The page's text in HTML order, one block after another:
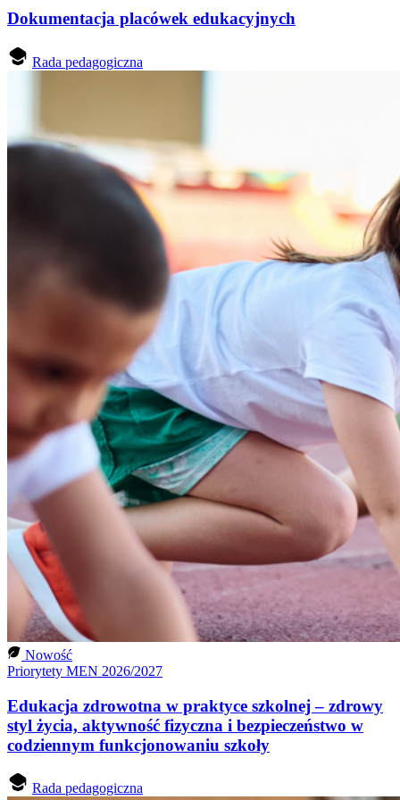
Dokumentacja placówek edukacyjnych
Rada pedagogiczna
Nowość
Priorytety MEN 2026/2027
Edukacja zdrowotna w praktyce szkolnej – zdrowy
styl życia, aktywność fizyczna i bezpieczeństwo w
codziennym funkcjonowaniu szkoły
Rada pedagogiczna